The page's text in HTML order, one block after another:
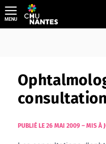
Aller
au
contenu
MENU
consultation
PUBLIÉ LE 26 MAI 2009 – MIS À